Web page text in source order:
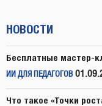
НОВОСТИ
Бесплатные мастер-
ИИ ДЛЯ ПЕДАГОГОВ
Что такое «Точки